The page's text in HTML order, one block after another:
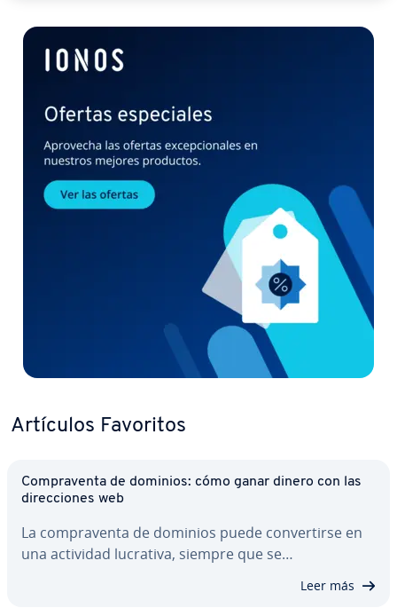
Artículos Favoritos
Co­m­pra­ve­n­ta de dominios: cómo ganar dinero con las
di­re­c­cio­nes web
La co­m­pra­ve­n­ta de dominios puede co­n­ve­r­ti­r­se en
una actividad lucrativa, siempre que se…
Leer más